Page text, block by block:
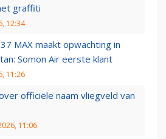
graffiti
12:34
MAX maakt opwachting in
Somon Air eerste klant
11:26
officiële naam vliegveld van
11:06